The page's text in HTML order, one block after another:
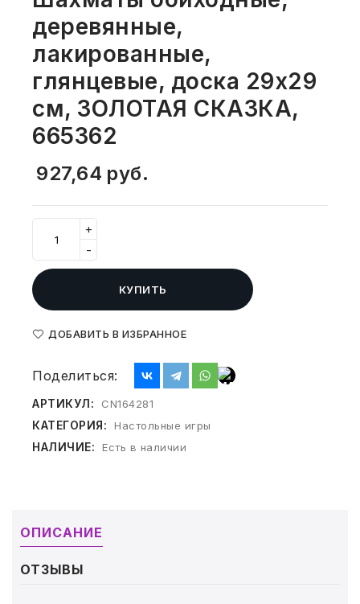
ХОЗТОВАРЫ И ХИМИЯ
ПОДАРКИ И СУВЕНИРЫ
ШКОЛА И ТВОРЧЕСТВО
МЕДИЦИНСКИЕ ТОВАРЫ
СРЕДСТВА ИНДИВИД. ЗАЩИТЫ
(СИЗ)
ТОВАРЫ ДЛЯ МЕДИЦИНЫ
КАНЦТОВАРЫ
ДОМ И САД
РАЗВИВАЮЩЕЕ ОБОРУДОВАНИЕ
деревянные,
лакированные,
глянцевые, доска 29х29
см, ЗОЛОТАЯ СКАЗКА,
665362
927,64 руб.
+
-
КУПИТЬ
ДОБАВИТЬ В ИЗБРАННОЕ
Поделиться:
АРТИКУЛ: CN164281
КАТЕГОРИЯ: Настольные игры
НАЛИЧИЕ: Есть в наличии
ОПИСАНИЕ
ОТЗЫВЫ